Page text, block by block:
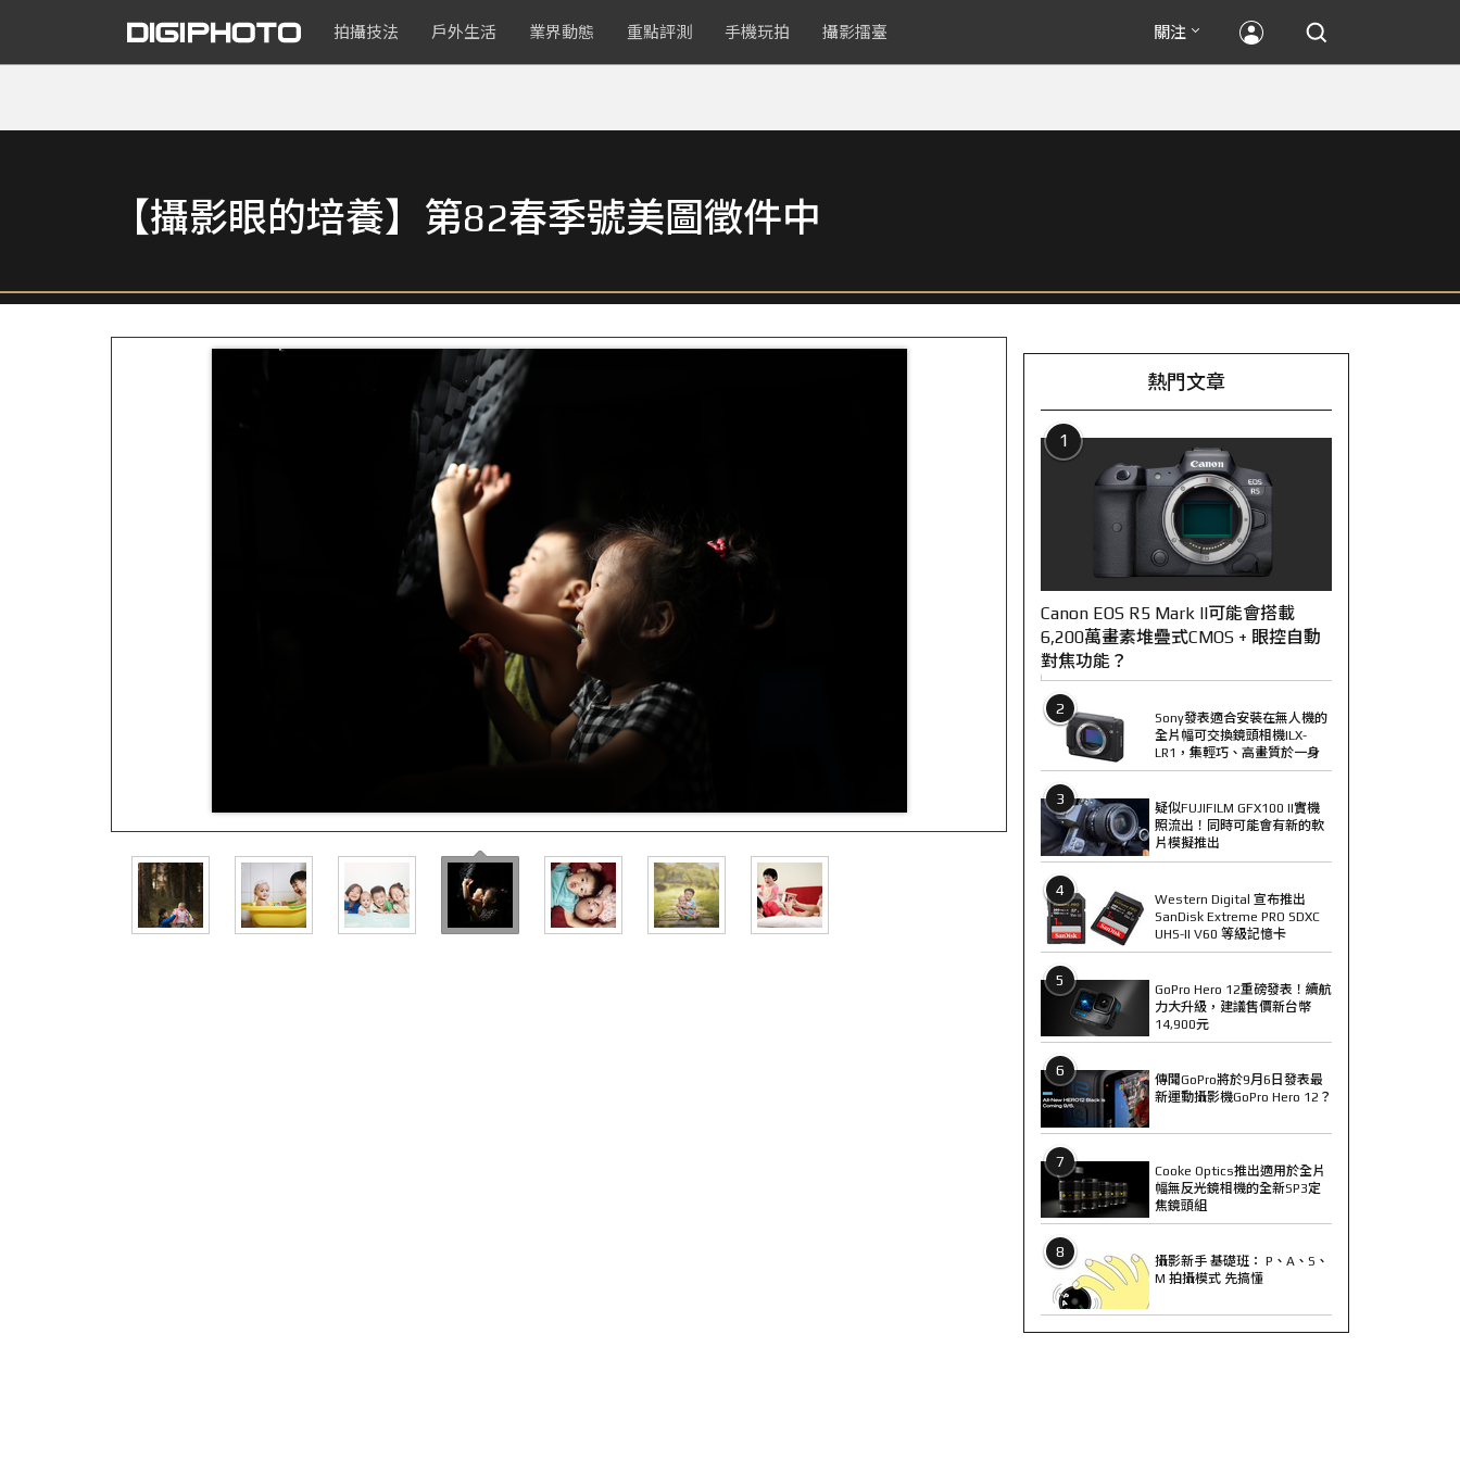
拍攝技法 戶外生活 業界動態 重點評測 手機玩拍 攝影擂臺 關注
【攝影眼的培養】第82春季號美圖徵件中
熱門文章
1
Canon EOS R5 Mark II可能會搭載
6,200萬畫素堆疊式CMOS + 眼控自動
對焦功能？
2
Sony發表適合安裝在無人機的
全片幅可交換鏡頭相機ILX-
LR1，集輕巧、高畫質於一身
3
疑似FUJIFILM GFX100 II實機
照流出！同時可能會有新的軟
片模擬推出
4
Western Digital 宣布推出
SanDisk Extreme PRO SDXC
UHS-II V60 等級記憶卡
5
GoPro Hero 12重磅發表！續航
力大升級，建議售價新台幣
14,900元
6
傳聞GoPro將於9月6日發表最
新運動攝影機GoPro Hero 12？
7
Cooke Optics推出適用於全片
幅無反光鏡相機的全新SP3定
焦鏡頭組
8
攝影新手 基礎班： P、A、S、
M 拍攝模式 先搞懂